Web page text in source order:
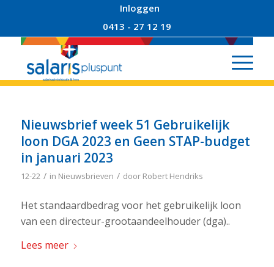
Inloggen
0413 - 27 12 19
Nieuwsbrief week 51 Gebruikelijk
loon DGA 2023 en Geen STAP-budget
in januari 2023
12-22 / in Nieuwsbrieven / door Robert Hendriks
Het standaardbedrag voor het gebruikelijk loon
van een directeur-grootaandeelhouder (dga)..
Lees meer